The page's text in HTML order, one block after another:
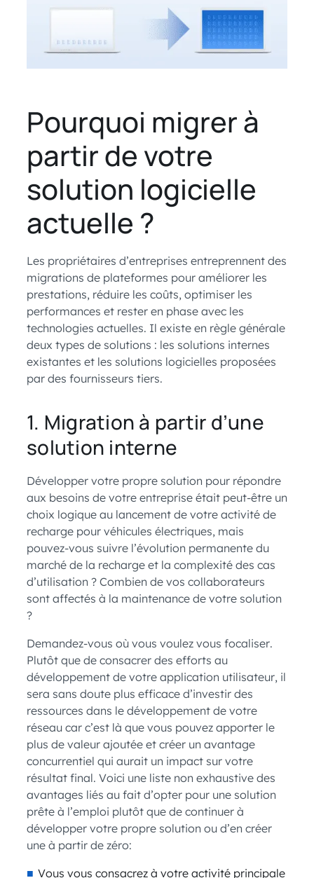
Pourquoi migrer à
partir de votre
solution logicielle
actuelle ?
Les propriétaires d’entreprises entreprennent des
migrations de plateformes pour améliorer les
prestations, réduire les coûts, optimiser les
performances et rester en phase avec les
technologies actuelles. Il existe en règle générale
deux types de solutions : les solutions internes
existantes et les solutions logicielles proposées
par des fournisseurs tiers.
1. Migration à partir d’une
solution interne
Développer votre propre solution pour répondre
aux besoins de votre entreprise était peut-être un
choix logique au lancement de votre activité de
recharge pour véhicules électriques, mais
pouvez-vous suivre l’évolution permanente du
marché de la recharge et la complexité des cas
d’utilisation ? Combien de vos collaborateurs
sont affectés à la maintenance de votre solution
?
Demandez-vous où vous voulez vous focaliser.
Plutôt que de consacrer des efforts au
développement de votre application utilisateur, il
sera sans doute plus efficace d’investir des
ressources dans le développement de votre
réseau car c’est là que vous pouvez apporter le
plus de valeur ajoutée et créer un avantage
concurrentiel qui aurait un impact sur votre
résultat final. Voici une liste non exhaustive des
avantages liés au fait d’opter pour une solution
prête à l’emploi plutôt que de continuer à
développer votre propre solution ou d’en créer
une à partir de zéro:
Vous vous consacrez à votre activité principale